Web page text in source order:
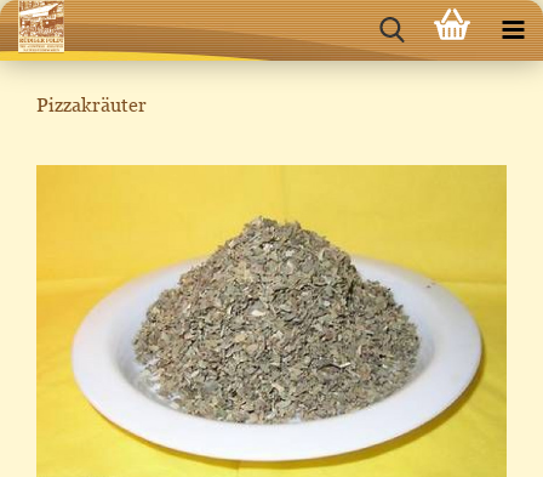
Pizzakräuter